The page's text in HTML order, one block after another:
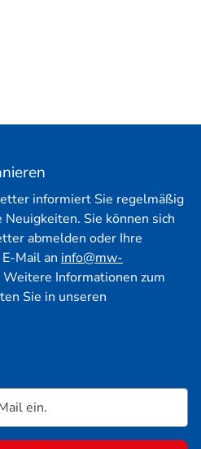
informiert Sie regelmäßig
Sie können sich
abmelden oder Ihre
Mail an info@mw-
Informationen zum
Sie in unseren